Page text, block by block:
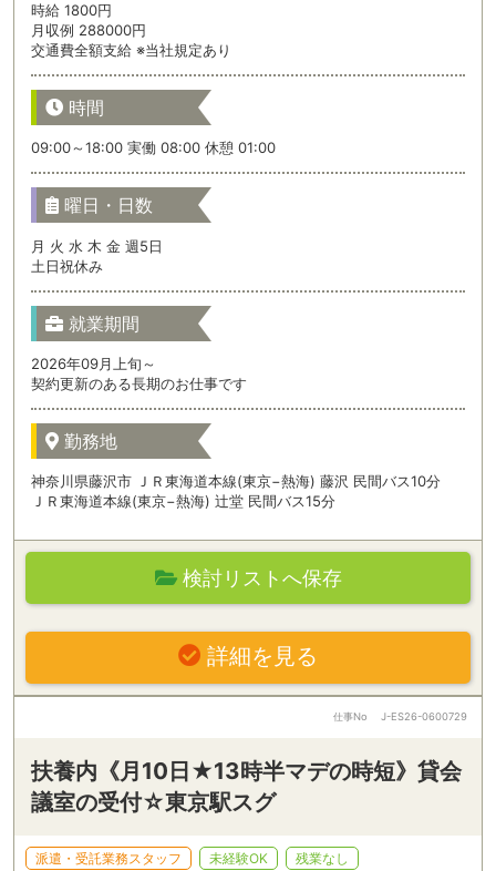
時給 1800円
月収例 288000円
交通費全額支給 ※当社規定あり
時間
09:00～18:00 実働 08:00 休憩 01:00
曜日・日数
月 火 水 木 金 週5日
土日祝休み
就業期間
2026年09月上旬～
契約更新のある長期のお仕事です
勤務地
神奈川県藤沢市 ＪＲ東海道本線(東京−熱海) 藤沢 民間バス10分
ＪＲ東海道本線(東京−熱海) 辻堂 民間バス15分
検討リストへ保存
詳細を見る
仕事No J-ES26-0600729
扶養内《月10日★13時半マデの時短》貸会
議室の受付☆東京駅スグ
派遣・受託業務スタッフ 未経験OK
残業なし